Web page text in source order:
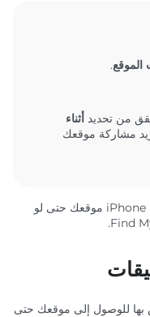
.
من تحديد أثناء
مشاركة موقعك
إذا كانت هذه الإعدادات معطلة، فلن يشارك iPhone موقعك حتى لو
بها للوصول إلى موقعك حتى